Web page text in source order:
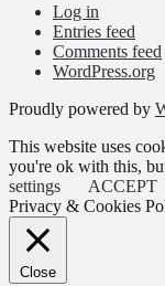
Log in
Entries feed
Comments feed
WordPress.org
Proudly powered by
This website uses
you're ok with this,
settings
ACCEPT
Privacy & Cookies
Close